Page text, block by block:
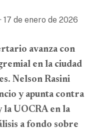
· 17 de enero de 2026
avanza con
en la ciudad
Nelson Rasini
y apunta contra
la UOCRA en la
a fondo sobre